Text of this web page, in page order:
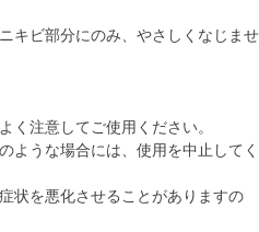
キビ部分にのみ、やさしくなじませ
注意してご使用ください。
うな場合には、使用を中止してく
を悪化させることがありますの